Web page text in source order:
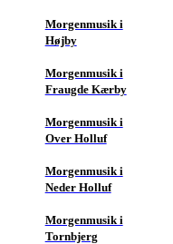
Morgenmusik i
Højby
Morgenmusik i
Fraugde Kærby
Morgenmusik i
Over Holluf
Morgenmusik i
Neder Holluf
Morgenmusik i
Tornbjerg